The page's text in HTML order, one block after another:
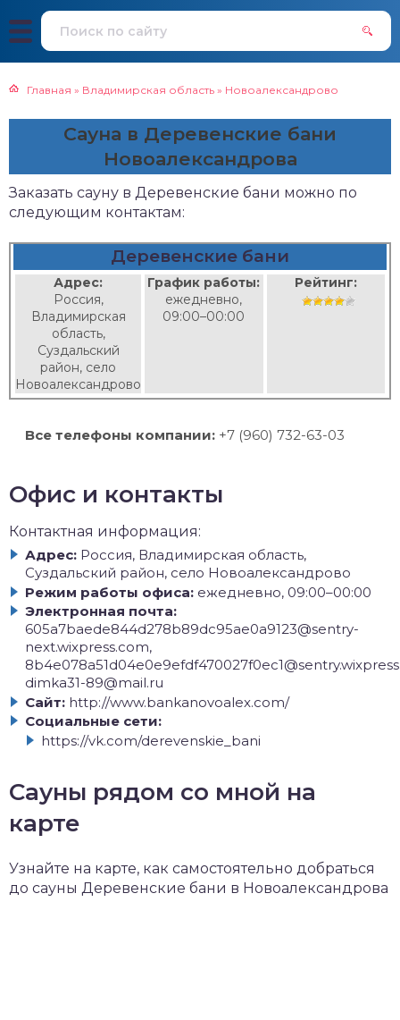
Главная » Владимирская область » Новоалександрово
Сауна в Деревенские бани
Новоалександрова
Заказать сауну в Деревенские бани можно по
следующим контактам:
Деревенские бани
Адрес:
Россия,
Владимирская
область,
Суздальский
район, село
Новоалександрово
График работы:
ежедневно,
09:00–00:00
Рейтинг:
Все телефоны компании: +7 (960) 732-63-03
Офис и контакты
Контактная информация:
Адрес: Россия, Владимирская область,
Суздальский район, село Новоалександрово
Режим работы офиса: ежедневно, 09:00–00:00
Электронная почта:
605a7baede844d278b89dc95ae0a9123@sentry-
next.wixpress.com,
dimka31-89@mail.ru
Сайт: http://www.bankanovoalex.com/
Социальные сети:
https://vk.com/derevenskie_bani
Сауны рядом со мной на
карте
Узнайте на карте, как самостоятельно добраться
до сауны Деревенские бани в Новоалександрова